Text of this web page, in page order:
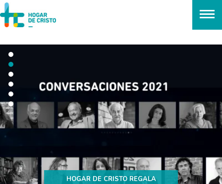
HOGAR DE CRISTO REGALA
OMAR AGUAYO